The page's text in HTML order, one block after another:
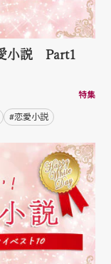
小説 Part1
特集
#恋愛小説